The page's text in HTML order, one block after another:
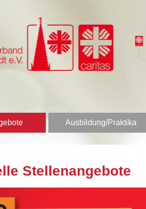
Ausbildung/Praktika
Stellenangebote